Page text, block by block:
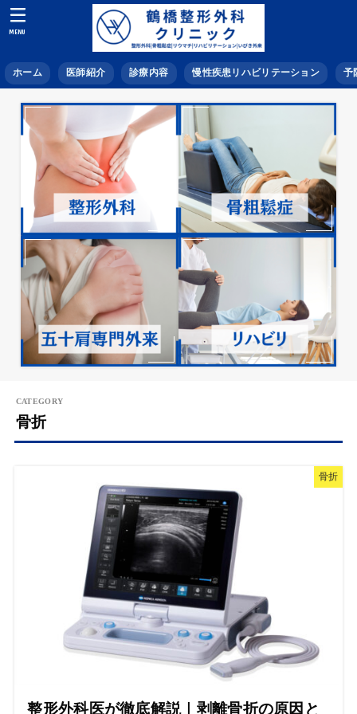
ホーム 医師紹介 診療内容 慢性疾患リハビリテーション 予
MENU
骨折
骨折
整形外科医が徹底解説｜剥離骨折の原因と